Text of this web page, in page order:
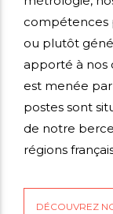
compétences
ou plutôt
apporté à nos
est menée
postes sont
de notre
régions
DÉCOUVREZ